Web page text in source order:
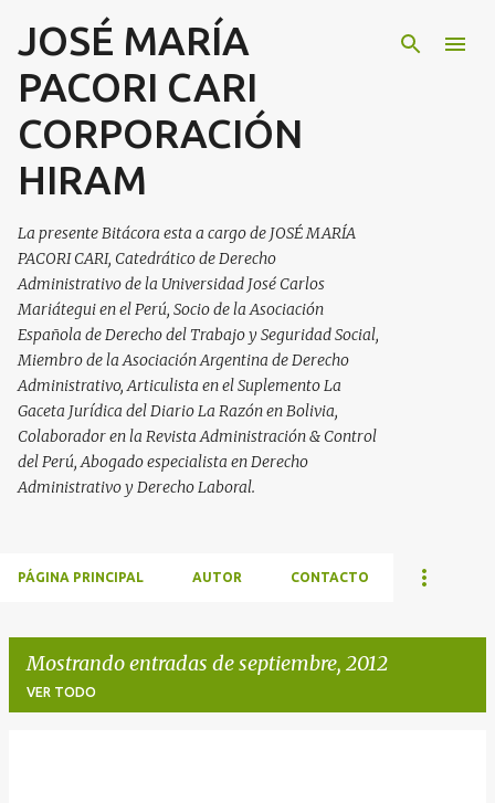
Ir al contenido principal
JOSÉ MARÍA
PACORI CARI
CORPORACIÓN
HIRAM
La presente Bitácora esta a cargo de JOSÉ MARÍA
PACORI CARI, Catedrático de Derecho
Administrativo de la Universidad José Carlos
Mariátegui en el Perú, Socio de la Asociación
Española de Derecho del Trabajo y Seguridad Social,
Miembro de la Asociación Argentina de Derecho
Administrativo, Articulista en el Suplemento La
Gaceta Jurídica del Diario La Razón en Bolivia,
Colaborador en la Revista Administración & Control
del Perú, Abogado especialista en Derecho
Administrativo y Derecho Laboral.
PÁGINA PRINCIPAL AUTOR CONTACTO
Mostrando entradas de septiembre, 2012
VER TODO